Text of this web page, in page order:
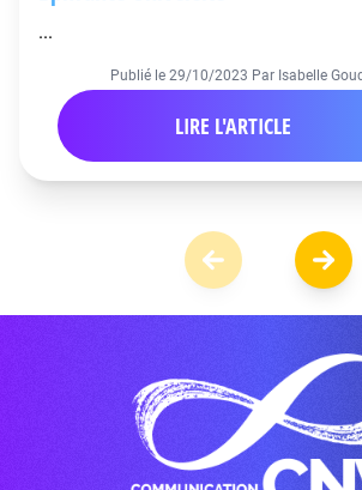
...
Publié le 29/10/2023 Par Isabelle
LIRE L'ARTICLE